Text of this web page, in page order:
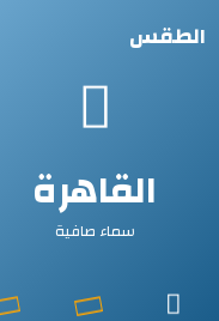
الطقس
القاهرة
سماء صافية